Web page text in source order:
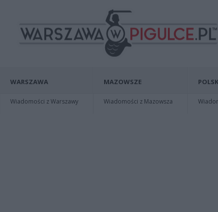
WARSZAWA
Wiadomości z Warszawy
MAZOWSZE
Wiadomości z Mazowsza